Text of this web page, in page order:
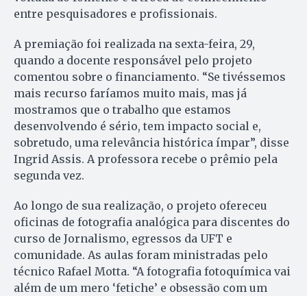
entre pesquisadores e profissionais.
A premiação foi realizada na sexta-feira, 29,
quando a docente responsável pelo projeto
comentou sobre o financiamento. “Se tivéssemos
mais recurso faríamos muito mais, mas já
mostramos que o trabalho que estamos
desenvolvendo é sério, tem impacto social e,
sobretudo, uma relevância histórica ímpar”, disse
Ingrid Assis. A professora recebe o prêmio pela
segunda vez.
Ao longo de sua realização, o projeto ofereceu
oficinas de fotografia analógica para discentes do
curso de Jornalismo, egressos da UFT e
comunidade. As aulas foram ministradas pelo
técnico Rafael Motta. “A fotografia fotoquímica vai
além de um mero ‘fetiche’ e obsessão com um